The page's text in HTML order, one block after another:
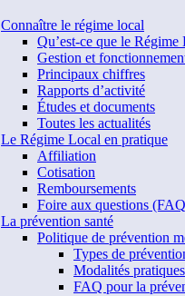
Connaître le régime local
Qu’est-ce que le Régime
Gestion et
Principaux chiffres
Rapports d’activité
Études et documents
Toutes les actualités
Le Régime Local en pratique
Affiliation
Cotisation
Remboursements
Foire aux questions
La prévention santé
Politique de prévention
Types de
Modalités pratiques
FAQ pour la